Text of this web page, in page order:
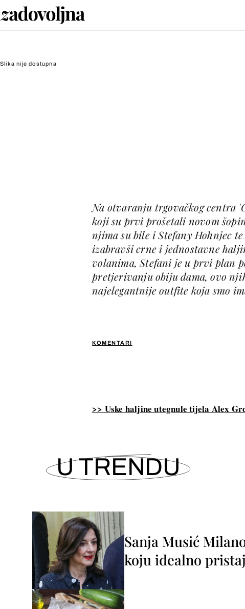
Slika nije dostupna
KOMENTARI
Na otvaranju trgovačkog centra
koji su prvi prošetali novom
njima su bile i Stefany Hohnjec
izabravši crne i jednostavne
volanima, Stefani je u prvi plan
pretjerivanju obiju dama, ovo
najelegantnije outfite koja smo
>> Uske haljine utegnule tijela Alex
U TRENDU
Sanja Musić
koju idealno